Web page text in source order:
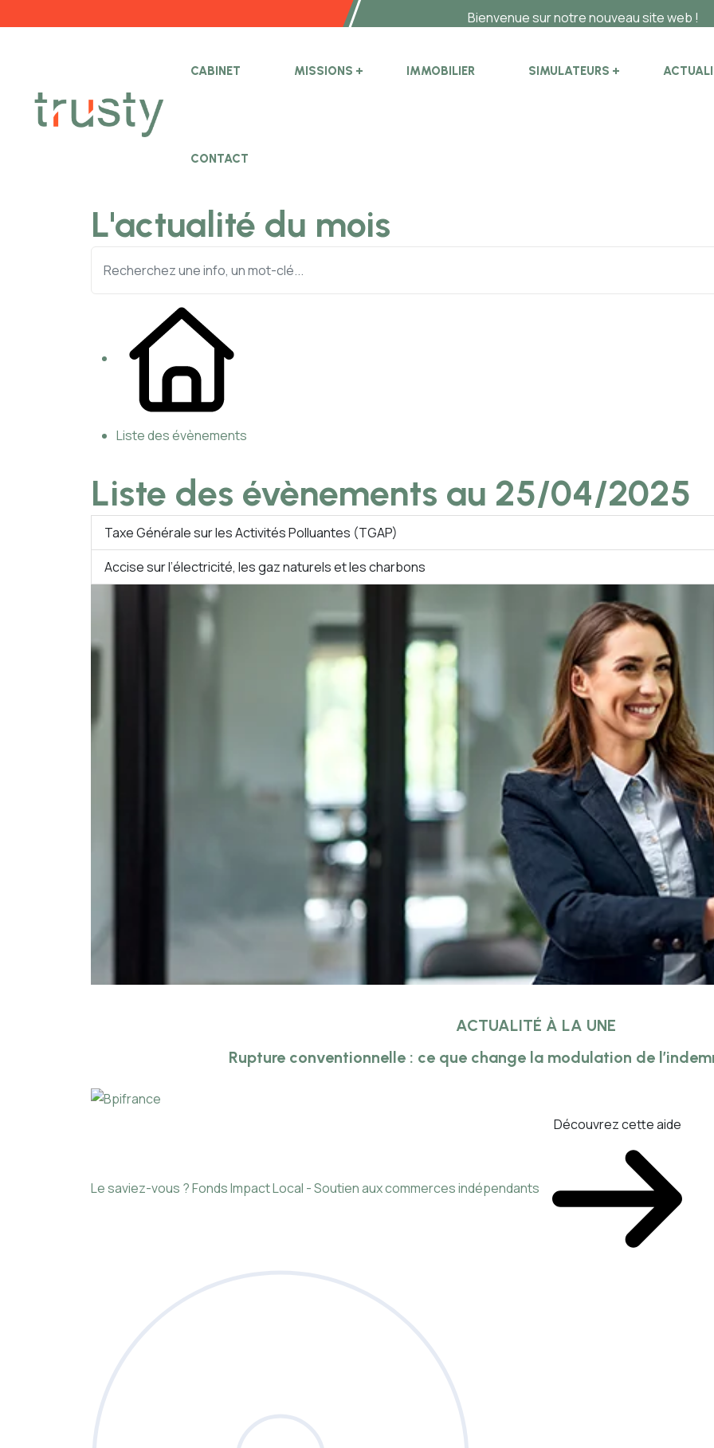
Bienvenue sur notre nouveau site web !
CABINET MISSIONS IMMOBILIER SIMULATEURS
CONTACT
L'actualité du mois
Liste des évènements
Liste des évènements au 25/04/2025
Taxe Générale sur les Activités Polluantes (TGAP)
Accise sur l’électricité, les gaz naturels et les charbons
ACTUALITÉ À LA UNE
Rupture conventionnelle : ce que change la modulation de
Le saviez-vous ?Fonds Impact Local - Soutien aux commerces indépendants
Découvrez cette aide